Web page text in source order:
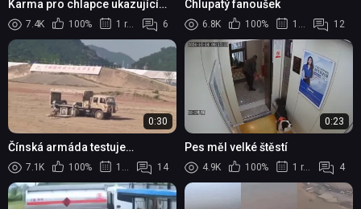
Karma pro chlapce ukazující
psovi prostředníček
7.4K 100% 1 rok 6
Chlupatý fanoušek
6.8K 100% 1 rok 12
0:30
Čínská armáda testuje
robotické psy
7.1K 100% 1 rok 14
0:23
Pes měl velké štěstí
4.9K 100% 1 rok 4